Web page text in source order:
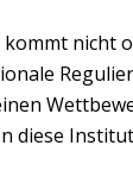
nicht
diese